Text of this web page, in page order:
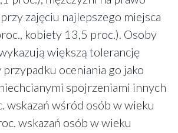
zajęciu najlepszego miejsca
kobiety 13,5 proc.). Osoby
większą tolerancję
oceniania go jako
spojrzeniami innych
wskazań wśród osób w wieku
wskazań osób w wieku